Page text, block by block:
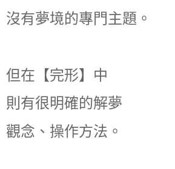
沒有夢境的專門主題。
但在【完形】中
則有很明確的解夢
觀念、操作方法。